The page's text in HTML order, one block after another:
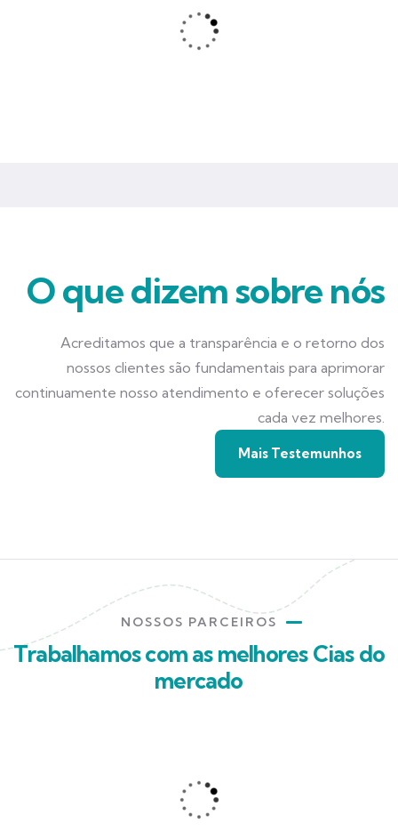
O que dizem sobre nós
Acreditamos que a transparência e o retorno dos
nossos clientes são fundamentais para aprimorar
continuamente nosso atendimento e oferecer soluções
cada vez melhores.
Mais Testemunhos
NOSSOS PARCEIROS
Trabalhamos com as melhores Cias do
mercado